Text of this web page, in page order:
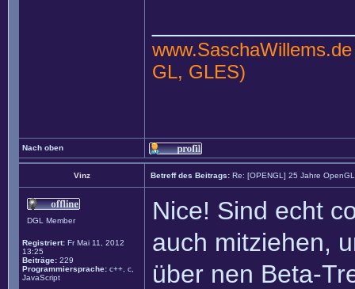
www.SaschaWillems.de
GL, GLES)
Nach oben
Vinz Betreff des Beitrags: Re: [OPENGL] 25 Jahre
DGL Member
Registriert: Fr Mai 11, 2012
13:25
Beiträge: 229
Programmiersprache: c++, c,
JavaScript
Nice! Sind echt
auch mitziehen,
über nen Beta-